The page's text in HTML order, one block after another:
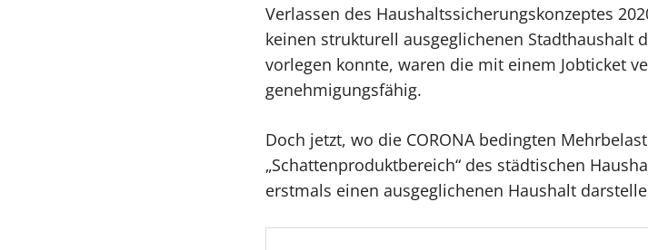
Verlassen des Haushaltssicherungskonzeptes
keinen strukturell ausgeglichenen Stadthaushalt
vorlegen konnte, waren die mit einem Jobticket
genehmigungsfähig.
Doch jetzt, wo die CORONA bedingten
„Schattenproduktbereich“ des städtischen
erstmals einen ausgeglichenen Haushalt